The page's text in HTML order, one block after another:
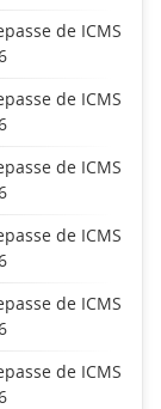
de ICMS
de ICMS
de ICMS
de ICMS
de ICMS
de ICMS